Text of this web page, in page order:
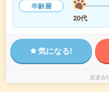
年齢層
20代
気になる!
派遣会